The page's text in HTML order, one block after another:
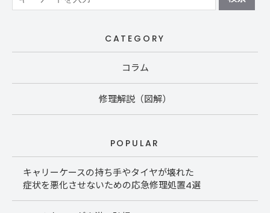
CATEGORY
コラム
修理解説（図解）
POPULAR
キャリーケースの持ち手やタイヤが壊れた
症状を悪化させないための応急修理処置4選